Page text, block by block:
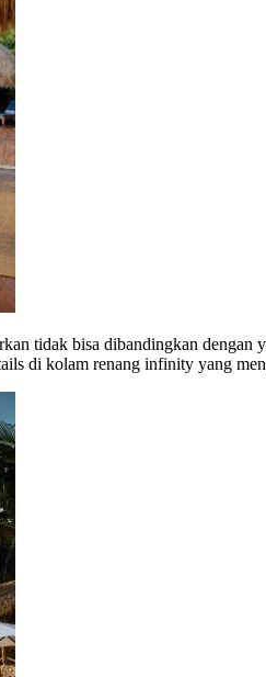
tidak bisa dibandingkan dengan
di kolam renang infinity yang